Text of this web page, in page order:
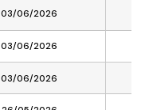
03/06/2026
03/06/2026
03/06/2026